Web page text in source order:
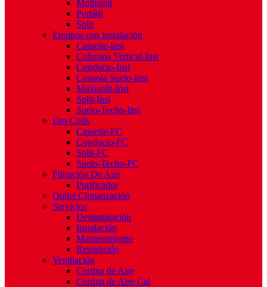
Multisplit
Portátil
Split
Equipos con Instalación
Cassette-Inst
Columna Vertical-Inst
Conducto-Inst
Consola Suelo-Inst
Multisplit-Inst
Split-Inst
Suelo-Techo-Inst
Fan-Coils
Cassette-FC
Conducto-FC
Split-FC
Suelo-Techo-FC
Filtración De Aire
Purificador
Outlet Climatización
Servicios
Desinstalación
Instalación
Mantenimiento
Reparación
Ventilación
Cortina de Aire
Cortina de Aire-Cal